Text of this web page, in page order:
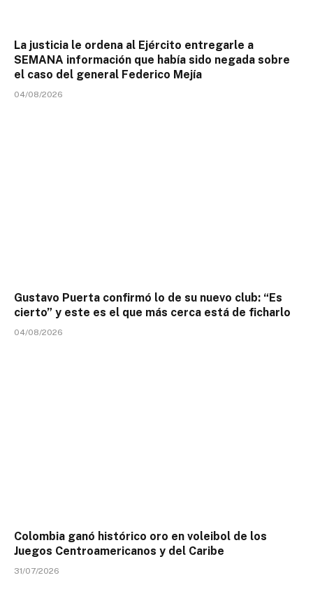
La justicia le ordena al Ejército entregarle a
SEMANA información que había sido negada sobre
el caso del general Federico Mejía
04/08/2026
Gustavo Puerta confirmó lo de su nuevo club: “Es
cierto” y este es el que más cerca está de ficharlo
04/08/2026
Colombia ganó histórico oro en voleibol de los
Juegos Centroamericanos y del Caribe
31/07/2026